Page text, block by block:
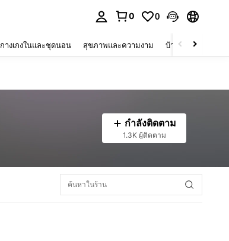
0 0
กางเกงในและชุดนอน สุขภาพและความงาม บ้านและที่อยู่อาศัย
กำลังติดตาม
1.3K ผู้ติดตาม